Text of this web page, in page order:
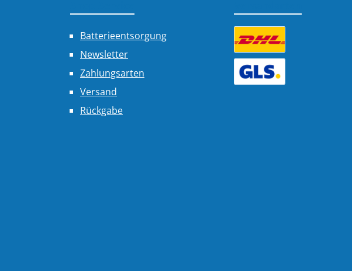
Batterieentsorgung
Newsletter
Zahlungsarten
Versand
Rückgabe
Benutzerdefiniertes Bild 1